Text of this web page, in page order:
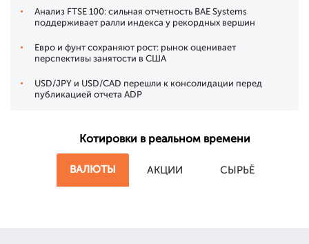
Анализ FTSE 100: сильная отчетность BAE Systems
поддерживает ралли индекса у рекордных вершин
Евро и фунт сохраняют рост: рынок оценивает
перспективы занятости в США
USD/JPY и USD/CAD перешли к консолидации перед
публикацией отчета ADP
Котировки в реальном времени
ВАЛЮТЫ АКЦИИ СЫРЬЁ